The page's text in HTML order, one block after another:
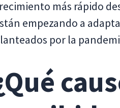
más rápido
empezando a
por la